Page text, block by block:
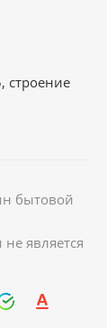
строение
бытовой
является